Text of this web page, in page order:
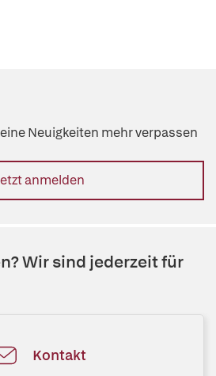
Neuigkeiten mehr verpassen
anmelden
Wir sind jederzeit für
Kontakt